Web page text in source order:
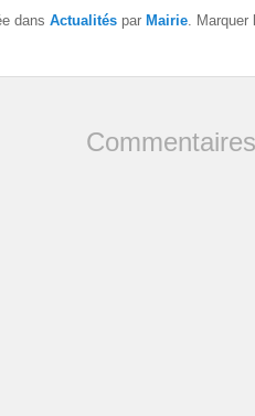
dans Actualités par Mairie . Marquer